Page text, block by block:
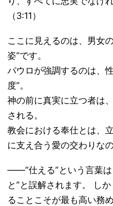
（3:11）
ここに見えるのは、男女
姿”です。
パウロが強調するのは、
度”。
神の前に真実に立つ者は
される。
教会における奉仕とは、
に支え合う愛の交わりなの
――“仕える”という言葉は
と”と誤解されます。 し
ることこそが最も高い務め